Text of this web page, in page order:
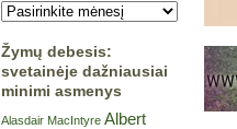
Žymų debesis:
svetainėje dažniausiai
minimi asmenys
Alasdair MacIntyre Albert